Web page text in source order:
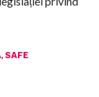
, SAFE